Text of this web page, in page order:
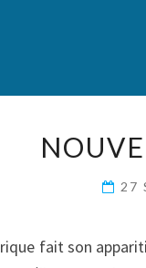
27
fait son